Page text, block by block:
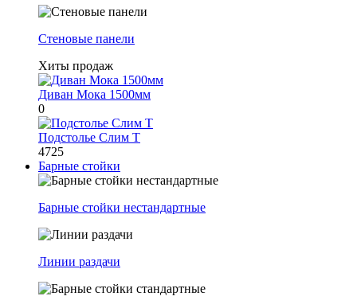
Стеновые панели
Хиты продаж
Диван Мока 1500мм
0
Подстолье Слим Т
4725
Барные стойки
Барные стойки нестандартные
Линии раздачи